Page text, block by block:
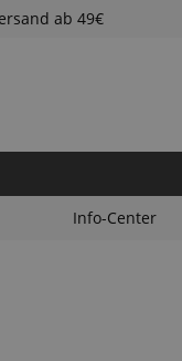
ab 49€
Info-Center